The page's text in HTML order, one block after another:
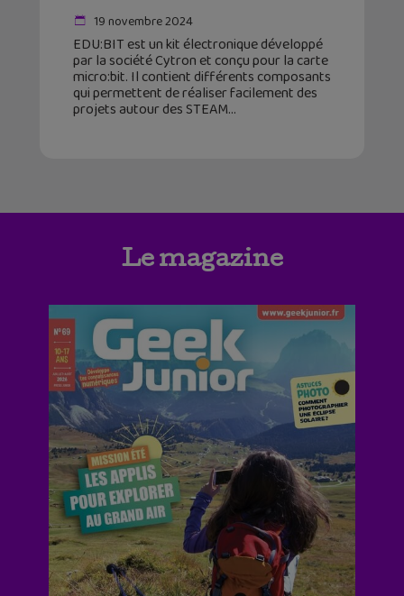
19 novembre 2024
EDU:BIT est un kit électronique développé
par la société Cytron et conçu pour la carte
micro:bit. Il contient différents composants
qui permettent de réaliser facilement des
projets autour des STEAM
Le magazine